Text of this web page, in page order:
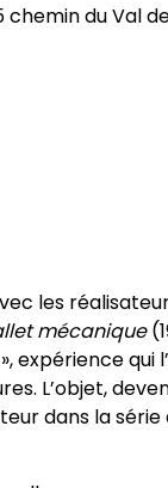
du Val
les
mécanique
expérience qui
L’objet,
dans la série